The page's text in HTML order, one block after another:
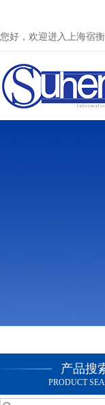
您好，欢迎进入上海宿
产品搜
PRODUCT